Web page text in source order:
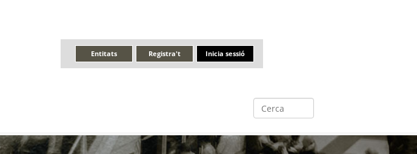
Inicia sessió
Registra't
Entitats